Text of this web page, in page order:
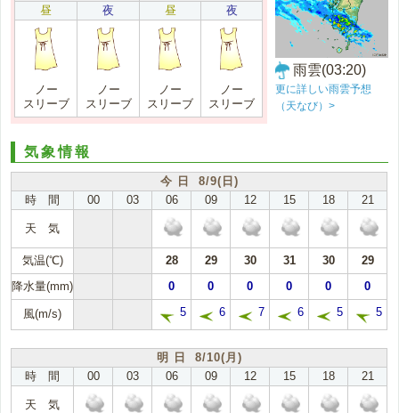
昼
夜 昼 夜
ノー
スリーブ
ノー
スリーブ
ノー
スリーブ
ノー
スリーブ
雨雲(03:20)
更に詳しい雨雲予想
（天なび）>
気象情報
今 日 8/9(日)
時 間
00 03 06 09 12 15 18 21
天 気
気温(℃) 28 29 30 31 30
29
降水量(mm)
0 0 0 0 0 0
風(m/s) 5 6 7 6 5 5
明 日 8/10(月)
時 間
00 03 06 09 12 15 18 21
天 気